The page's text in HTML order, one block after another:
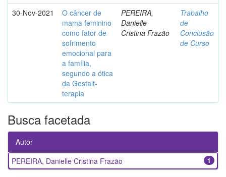
30-Nov-2021
O câncer de
mama feminino
como fator de
sofrimento
emocional para
a família,
segundo a ótica
da Gestalt-
terapia
PEREIRA,
Danielle
Cristina Frazão
Trabalho
de
Conclusão
de Curso
Busca facetada
Autor
1
PEREIRA, Danielle Cristina Frazão